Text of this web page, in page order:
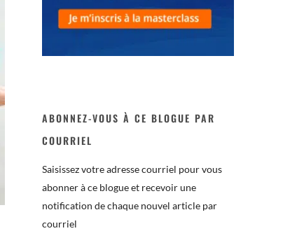
ABONNEZ-VOUS À CE BLOGUE PAR
COURRIEL
Saisissez votre adresse courriel pour vous
abonner à ce blogue et recevoir une
notification de chaque nouvel article par
courriel